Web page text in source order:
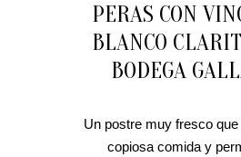
PERAS CON
BLANCO
BODEGA
Un postre muy fresco que
copiosa comida y